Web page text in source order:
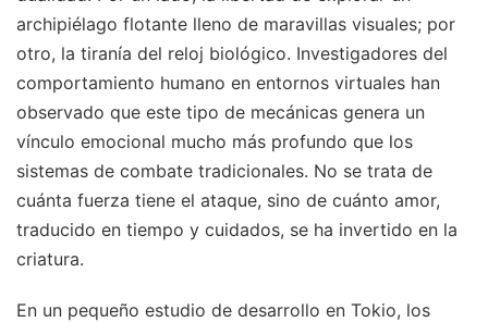
archipiélago flotante lleno de maravillas visuales; por
otro, la tiranía del reloj biológico. Investigadores del
comportamiento humano en entornos virtuales han
observado que este tipo de mecánicas genera un
vínculo emocional mucho más profundo que los
sistemas de combate tradicionales. No se trata de
cuánta fuerza tiene el ataque, sino de cuánto amor,
traducido en tiempo y cuidados, se ha invertido en la
criatura.
En un pequeño estudio de desarrollo en Tokio, los